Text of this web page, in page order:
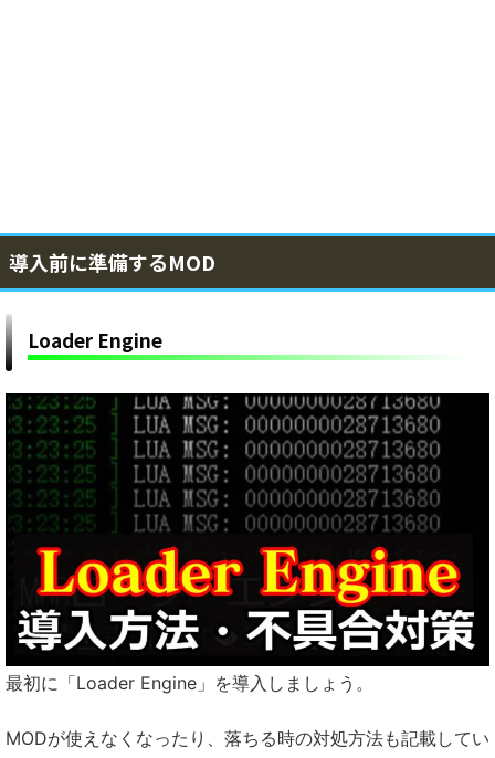
導入前に準備するMOD
Loader Engine
最初に「Loader Engine」を導入しましょう。
MODが使えなくなったり、落ちる時の対処方法も記載してい